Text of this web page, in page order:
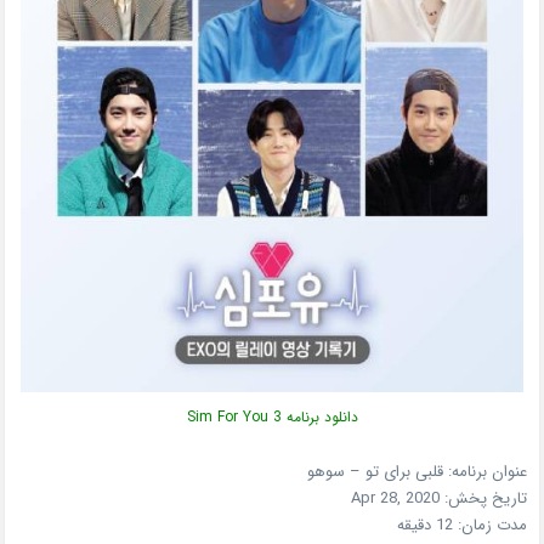
دانلود برنامه Sim For You 3
عنوان برنامه: قلبی برای تو – سوهو
تاریخ پخش: Apr 28, 2020
مدت زمان: 12 دقیقه